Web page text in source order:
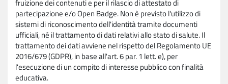
fruizione dei contenuti e per il rilascio di attestato di
partecipazione e/o Open Badge. Non è previsto l'utilizzo di
sistemi di riconoscimento dell'identità tramite documenti
ufficiali, né il trattamento di dati relativi allo stato di salute. Il
trattamento dei dati avviene nel rispetto del Regolamento UE
2016/679 (GDPR), in base all'art. 6 par. 1 lett. e), per
l'esecuzione di un compito di interesse pubblico con finalità
educativa.